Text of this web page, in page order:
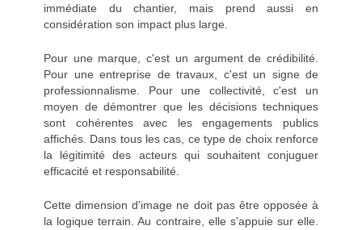
immédiate du chantier, mais prend aussi en
considération son impact plus large.
Pour une marque, c'est un argument de crédibilité.
Pour une entreprise de travaux, c'est un signe de
professionnalisme. Pour une collectivité, c'est un
moyen de démontrer que les décisions techniques
sont cohérentes avec les engagements publics
affichés. Dans tous les cas, ce type de choix renforce
la légitimité des acteurs qui souhaitent conjuguer
efficacité et responsabilité.
Cette dimension d'image ne doit pas être opposée à
la logique terrain. Au contraire, elle s'appuie sur elle.